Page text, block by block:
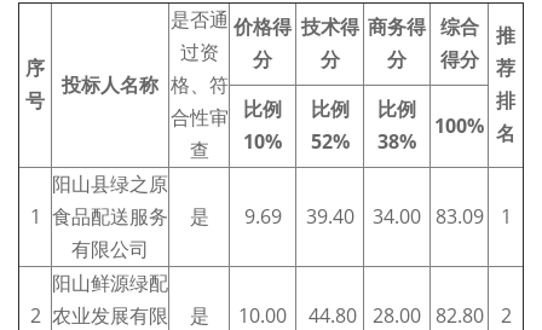
序
号
投标人名称
是否通
过资
格、符
合性审
查
价格得
分
技术得
分
商务得
分
综合
得分
推
荐
排
名
比例
10%
比例
52%
比例
38%
100%
1
阳山县绿之原
食品配送服务
有限公司
是 9.69 39.40 34.00 83.09 1
2
阳山鲜源绿配
农业发展有限
是 10.00 44.80 28.00 82.80 2